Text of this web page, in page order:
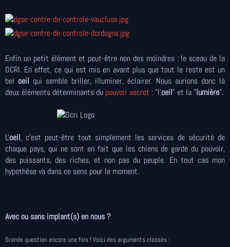
Enfin un petit élément et peut-être non des moindres : le sceau de la
DCRI. En effet, ce qui est mis en avant plus que tout le reste est un
bel oeil qui semble briller, illuminer, éclairer. Nous aurions donc là
deux éléments déterminants du pouvoir secret : "l'oeil" et la "lumière".
L'oeil, c'est peut-être tout simplement les services de sécurité de
chaque pays, qui ne sont en fait que les chiens de garde du pouvoir,
des puissants, des riches, et non pas du peuple. En tout cas mon
hypothèse va dans ce sens pour le moment.
Avec ou sans implant(s) en nous ?
Grande question encore une fois ! Voici des arguments classés :